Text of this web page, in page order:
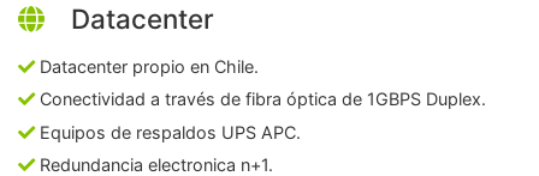
Datacenter
Datacenter propio en Chile.
Conectividad a través de fibra óptica de 1GBPS Duplex.
Equipos de respaldos UPS APC.
Redundancia electronica n+1.